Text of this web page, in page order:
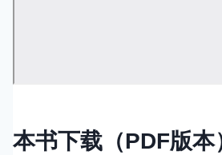
本书下载（PDF版本